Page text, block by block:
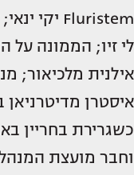
לי זיו; הממונה על
אילנית מלכיאור;
איסטרן
כשגרירת בחריין
וחבר מועצת